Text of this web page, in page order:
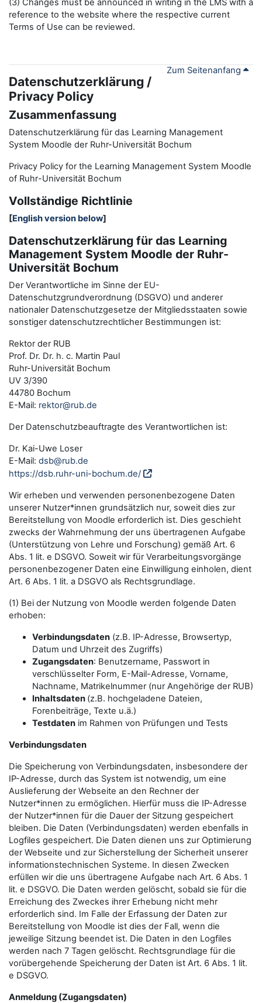
(3) Changes must be announced in writing in the LMS with a
reference to the website where the respective current
Terms of Use can be reviewed.
Zum Seitenanfang
Datenschutzerklärung /
Privacy Policy
Zusammenfassung
Datenschutzerklärung für das Learning Management
System Moodle der Ruhr-Universität Bochum
Privacy Policy for the Learning Management System Moodle
of Ruhr-Universität Bochum
Vollständige Richtlinie
[English version below]
Datenschutzerklärung für das Learning
Management System Moodle der Ruhr-
Universität Bochum
Der Verantwortliche im Sinne der EU-
Datenschutzgrundverordnung (DSGVO) und anderer
nationaler Datenschutzgesetze der Mitgliedsstaaten sowie
sonstiger datenschutzrechtlicher Bestimmungen ist:
Rektor der RUB
Prof. Dr. Dr. h. c. Martin Paul
Ruhr-Universität Bochum
UV 3/390
44780 Bochum
E-Mail: rektor@rub.de
Der Datenschutzbeauftragte des Verantwortlichen ist:
Dr. Kai-Uwe Loser
E-Mail: dsb@rub.de
https://dsb.ruhr-uni-bochum.de/
Wir erheben und verwenden personenbezogene Daten
unserer Nutzer*innen grundsätzlich nur, soweit dies zur
Bereitstellung von Moodle erforderlich ist. Dies geschieht
zwecks der Wahrnehmung der uns übertragenen Aufgabe
(Unterstützung von Lehre und Forschung) gemäß Art. 6
Abs. 1 lit. e DSGVO. Soweit wir für Verarbeitungsvorgänge
personenbezogener Daten eine Einwilligung einholen, dient
Art. 6 Abs. 1 lit. a DSGVO als Rechtsgrundlage.
(1) Bei der Nutzung von Moodle werden folgende Daten
erhoben:
Verbindungsdaten (z.B. IP-Adresse, Browsertyp,
Datum und Uhrzeit des Zugriffs)
Zugangsdaten: Benutzername, Passwort in
verschlüsselter Form, E-Mail-Adresse, Vorname,
Nachname, Matrikelnummer (nur Angehörige der RUB)
Inhaltsdaten (z.B. hochgeladene Dateien,
Forenbeiträge, Texte u.ä.)
Testdaten im Rahmen von Prüfungen und Tests
Verbindungsdaten
Die Speicherung von Verbindungsdaten, insbesondere der
IP-Adresse, durch das System ist notwendig, um eine
Auslieferung der Webseite an den Rechner der
Nutzer*innen zu ermöglichen. Hierfür muss die IP-Adresse
der Nutzer*innen für die Dauer der Sitzung gespeichert
bleiben. Die Daten (Verbindungsdaten) werden ebenfalls in
Logfiles gespeichert. Die Daten dienen uns zur Optimierung
der Webseite und zur Sicherstellung der Sicherheit unserer
informationstechnischen Systeme. In diesen Zwecken
erfüllen wir die uns übertragene Aufgabe nach Art. 6 Abs. 1
lit. e DSGVO. Die Daten werden gelöscht, sobald sie für die
Erreichung des Zweckes ihrer Erhebung nicht mehr
erforderlich sind. Im Falle der Erfassung der Daten zur
Bereitstellung von Moodle ist dies der Fall, wenn die
jeweilige Sitzung beendet ist. Die Daten in den Logfiles
werden nach 7 Tagen gelöscht. Rechtsgrundlage für die
vorübergehende Speicherung der Daten ist Art. 6 Abs. 1 lit.
e DSGVO.
Anmeldung (Zugangsdaten)